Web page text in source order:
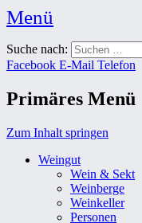
Menü
Weingut Karl Friedrich Aust
Das Weingut im Herzen
Suche nach:
Facebook E-Mail Telefon
Primäres Menü
Zum Inhalt springen
Weingut
Wein & Sekt
Weinberge
Weinkeller
Personen